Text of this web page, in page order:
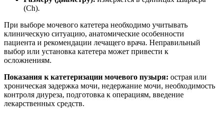
(Ch).
При выборе мочевого катетера необходимо учитывать
клиническую ситуацию, анатомические особенности
пациента и рекомендации лечащего врача. Неправильный
выбор или установка катетера может привести к
осложнениям.
Показания к катетеризации мочевого пузыря: острая или
хроническая задержка мочи, недержание мочи, необходимость
контроля диуреза, подготовка к операциям, введение
лекарственных средств.